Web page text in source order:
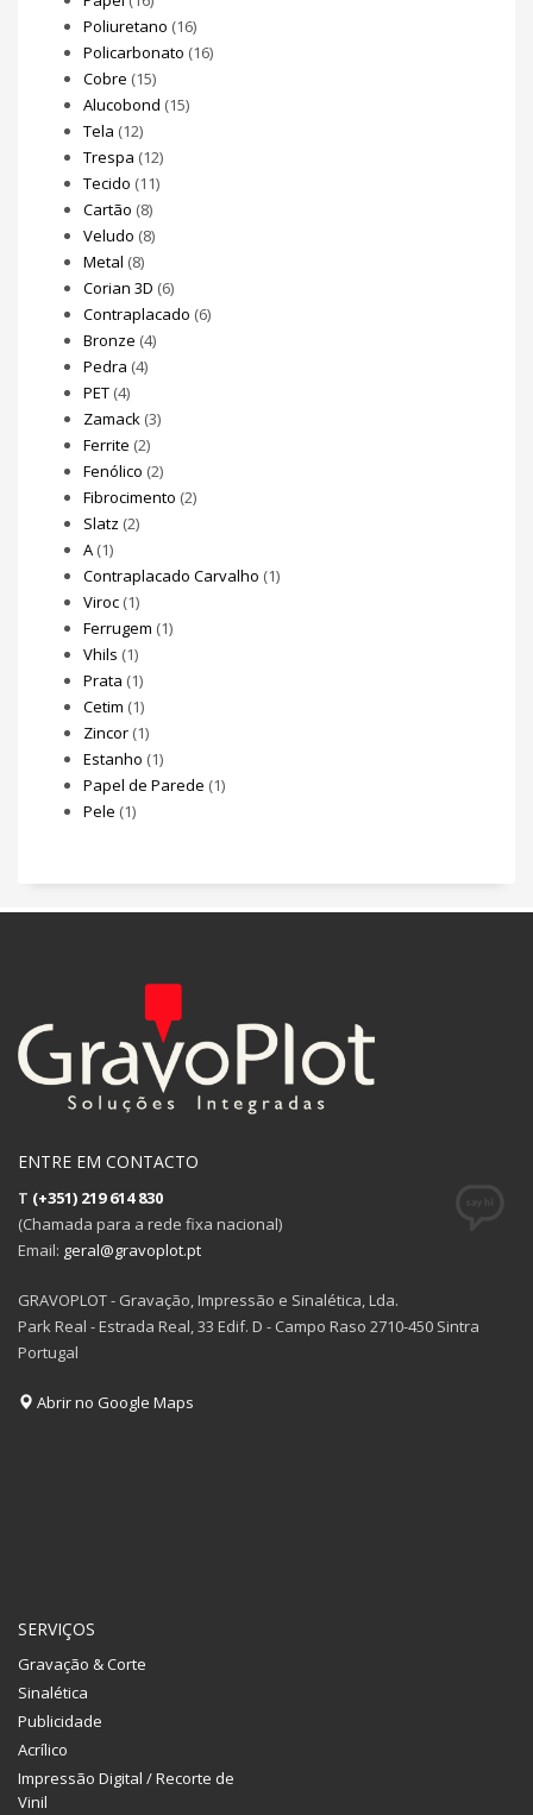
Poliuretano (16)
Policarbonato (16)
Cobre (15)
Alucobond (15)
Tela (12)
Trespa (12)
Tecido (11)
Cartão (8)
Veludo (8)
Metal (8)
Corian 3D (6)
Contraplacado (6)
Bronze (4)
Pedra (4)
PET (4)
Zamack (3)
Ferrite (2)
Fenólico (2)
Fibrocimento (2)
Slatz (2)
A (1)
Contraplacado Carvalho (1)
Viroc (1)
Ferrugem (1)
Vhils (1)
Prata (1)
Cetim (1)
Zincor (1)
Estanho (1)
Papel de Parede (1)
Pele (1)
ENTRE EM CONTACTO
T (+351) 219 614 830
(Chamada para a rede fixa nacional)
Email: geral@gravoplot.pt
GRAVOPLOT - Gravação, Impressão e Sinalética, Lda.
Park Real - Estrada Real, 33 Edif. D - Campo Raso 2710-450 Sintra
Portugal
Abrir no Google Maps
SERVIÇOS
Gravação & Corte
Sinalética
Publicidade
Acrílico
Impressão Digital / Recorte de
Vinil